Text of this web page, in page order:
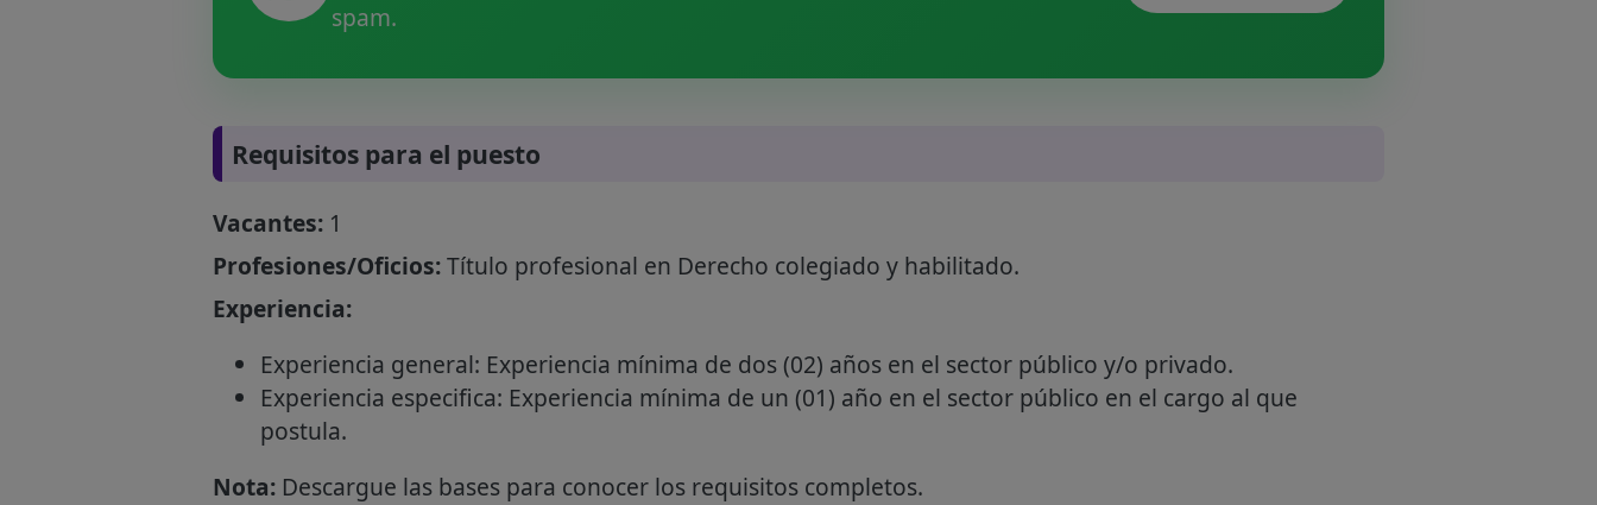
spam.
Requisitos para el puesto
Vacantes:1
Profesiones/Oficios:Título profesional en Derecho colegiado y habilitado.
Experiencia:
Experiencia general: Experiencia mínima de dos (02) años en el sector público y/o privado.
Experiencia especifica: Experiencia mínima de un (01) año en el sector público en el cargo al que
postula.
Nota:Descargue las bases para conocer los requisitos completos.